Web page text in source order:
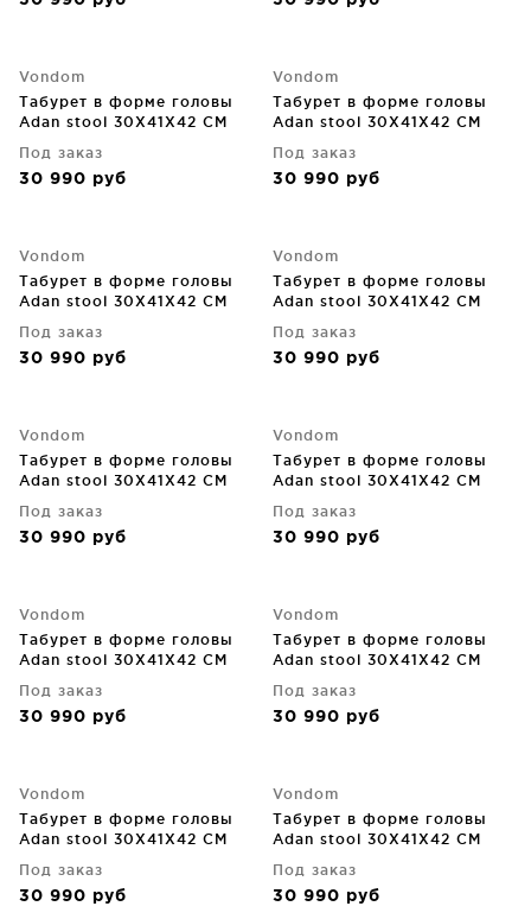
Vondom
Табурет в форме головы
Adan stool 30X41X42 CM
Под заказ
30 990 руб
Vondom
Табурет в форме головы
Adan stool 30X41X42 CM
Под заказ
30 990 руб
Vondom
Табурет в форме головы
Adan stool 30X41X42 CM
Под заказ
30 990 руб
Vondom
Табурет в форме головы
Adan stool 30X41X42 CM
Под заказ
30 990 руб
Vondom
Табурет в форме головы
Adan stool 30X41X42 CM
Под заказ
30 990 руб
Vondom
Табурет в форме головы
Adan stool 30X41X42 CM
Под заказ
30 990 руб
Vondom
Табурет в форме головы
Adan stool 30X41X42 CM
Под заказ
30 990 руб
Vondom
Табурет в форме головы
Adan stool 30X41X42 CM
Под заказ
30 990 руб
Vondom
Табурет в форме головы
Adan stool 30X41X42 CM
Под заказ
30 990 руб
Vondom
Табурет в форме головы
Adan stool 30X41X42 CM
Под заказ
30 990 руб